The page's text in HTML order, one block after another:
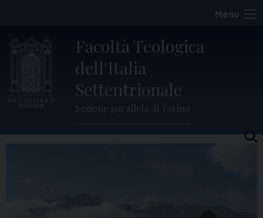
content
Menu
Facoltà Teologica
dell'Italia
Settentrionale
Sezione parallela di Torino